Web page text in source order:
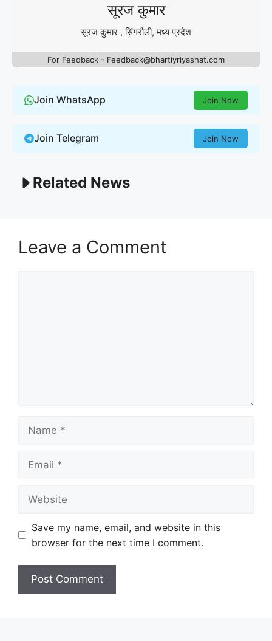
सूरज कुमार
सूरज कुमार , सिंगरौली, मध्य प्रदेश
For Feedback - Feedback@bhartiyriyashat.com
Join WhatsApp Join Now
Join Telegram Join Now
Related News
Leave a Comment
Save my name, email, and website in this
browser for the next time I comment.